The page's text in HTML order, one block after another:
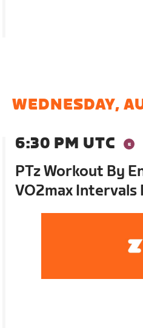
WEDNESDAY,
6:30 PM UTC
PTz Workout By
VO2max Intervals